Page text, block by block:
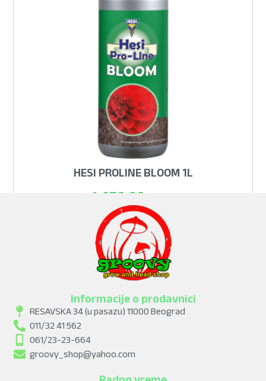
HESI PROLINE BLOOM 1L
1.450,00
ADD TO CART
Informacije o prodavnici
RESAVSKA 34 (u pasazu) 11000 Beograd
011/32 41 562
061/23-23-664
groovy_shop@yahoo.com